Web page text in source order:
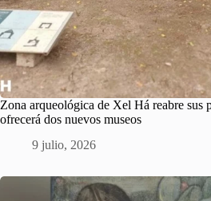
Zona arqueológica de Xel Há reabre sus
ofrecerá dos nuevos museos
9 julio, 2026